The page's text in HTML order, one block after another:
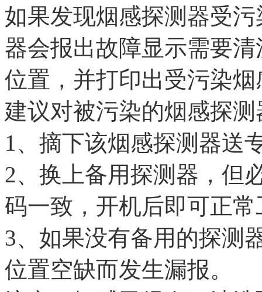
如果发现烟感探测器受
器会报出故障显示需要
位置，并打印出受污染
建议对被污染的烟感探
1、摘下该烟感探测器送
2、换上备用探测器，但
码一致，开机后即可正常
3、如果没有备用的探测
位置空缺而发生漏报。